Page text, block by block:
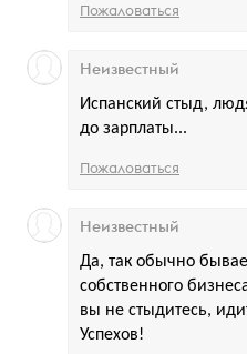
Пожаловаться
Испанский стыд,
до зарплаты...
Неизвестный
Пожаловаться
Да, так обычно
собственного
вы не стыдитесь,
Успехов!
Неизвестный